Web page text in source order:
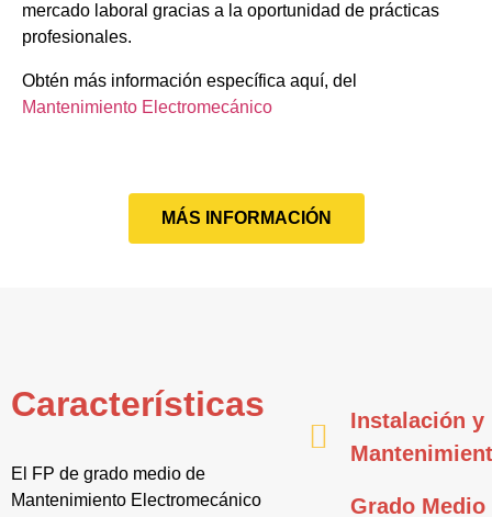
mercado laboral gracias a la oportunidad de prácticas
profesionales.
Obtén más información específica aquí, del
Mantenimiento Electromecánico
MÁS INFORMACIÓN
Características
El FP de grado medio de
Mantenimiento Electromecánico
Instalación y
Grado Medio